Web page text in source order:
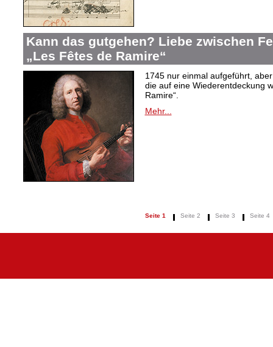
Kann das gutgehen? Liebe zwischen
„Les Fêtes de Ramire“
1745 nur einmal aufgeführt,
die auf eine Wiederentdeckung
Ramire“.
Mehr...
Seite 1 Seite 2 Seite 3 Seite 4